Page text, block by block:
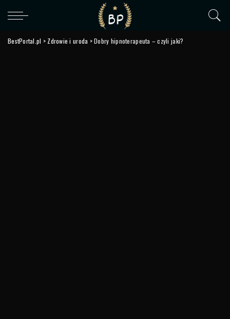
BestPortal.pl > Zdrowie i uroda >Dobry hipnoterapeuta – czyli jaki?